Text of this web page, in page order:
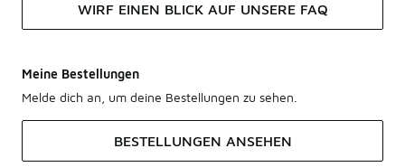
WIRF EINEN BLICK AUF UNSERE FAQ
Meine Bestellungen
Melde dich an, um deine Bestellungen zu sehen.
BESTELLUNGEN ANSEHEN